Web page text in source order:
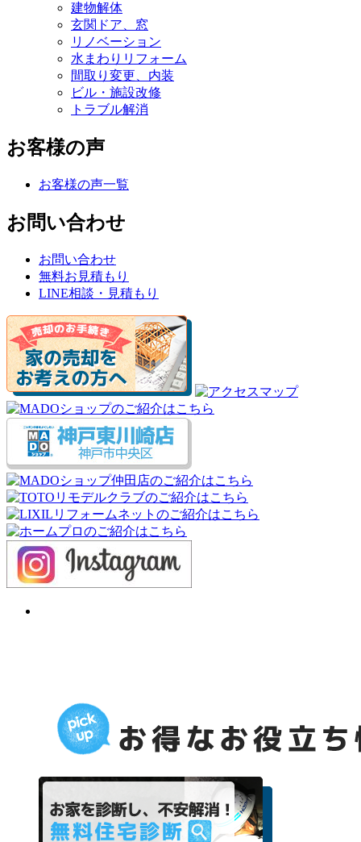
建物解体
玄関ドア、窓
リノベーション
水まわりリフォーム
間取り変更、内装
ビル・施設改修
トラブル解消
お客様の声
お客様の声一覧
お問い合わせ
お問い合わせ
無料お見積もり
LINE相談・見積もり